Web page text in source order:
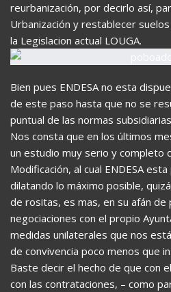
reurbanización, por decirlo así,
Urbanización y restablecer
la Legislacion actual LOUGA.
Bien pues ENDESA no esta
de este paso hasta que no se
puntual de las normas
Nos consta que en los últimos
un estudio muy serio y completo
Modificación, al cual ENDESA
dilatando lo máximo posible,
de rositas, es mas, en su afán de
negociaciones con el propio
medidas unilaterales que nos
de convivencia poco menos que
Baste decir el hecho de que con
con las contrataciones, – como